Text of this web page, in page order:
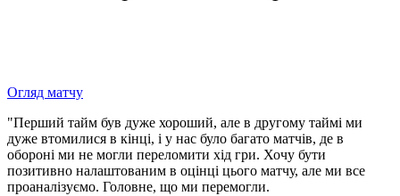
Огляд матчу
"Перший тайм був дуже хороший, але в другому таймі ми
дуже втомилися в кінці, і у нас було багато матчів, де в
обороні ми не могли переломити хід гри. Хочу бути
позитивно налаштованим в оцінці цього матчу, але ми все
проаналізуємо. Головне, що ми перемогли.